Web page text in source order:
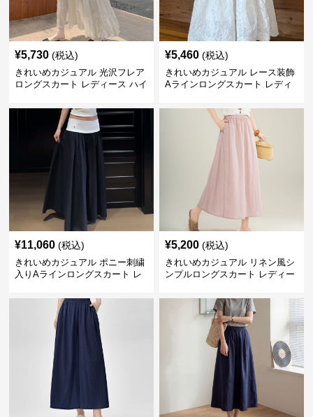
¥5,730 (税込)
きれいめカジュアル 光沢フレア
ロングスカート レディース ハイ
ザイン 着回し◎ 上品フェミニン
¥5,460 (税込)
きれいめカジュアル レース装飾
Aラインロングスカート レディ
夏向け ウエストゴム 華奢見えフ
¥11,060 (税込)
きれいめカジュアル ポニー刺繍
入りAラインロングスカート レ
夏 着回し自在 美シルエット
¥5,200 (税込)
きれいめカジュアル リネン風シ
ンプルロングスカート レディー
ラル系 ゆったり細見え リラック